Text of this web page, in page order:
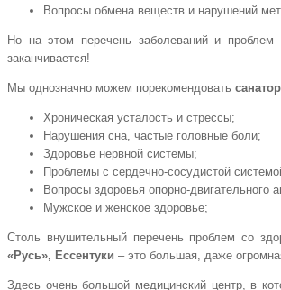
Вопросы обмена веществ и нарушений
Но на этом перечень заболеваний и проблем
заканчивается!
Мы однозначно можем порекомендовать
Хроническая усталость и стрессы;
Нарушения сна, частые головные боли;
Здоровье нервной системы;
Проблемы с сердечно-сосудистой
Вопросы здоровья опорно-двигательного
Мужское и женское здоровье;
Столь внушительный перечень проблем со
«Русь», Ессентуки – это большая, даже
Здесь очень большой медицинский центр, в